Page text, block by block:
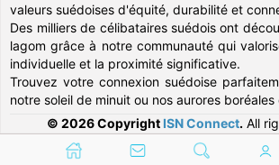
valeurs suédoises d'équité, durabilité et
Des milliers de célibataires suédois ont
lagom grâce à notre communauté qui
individuelle et la proximité significative.
Trouvez votre connexion suédoise
notre soleil de minuit ou nos aurores boréales
© 2026 Copyright ISN Connect. All